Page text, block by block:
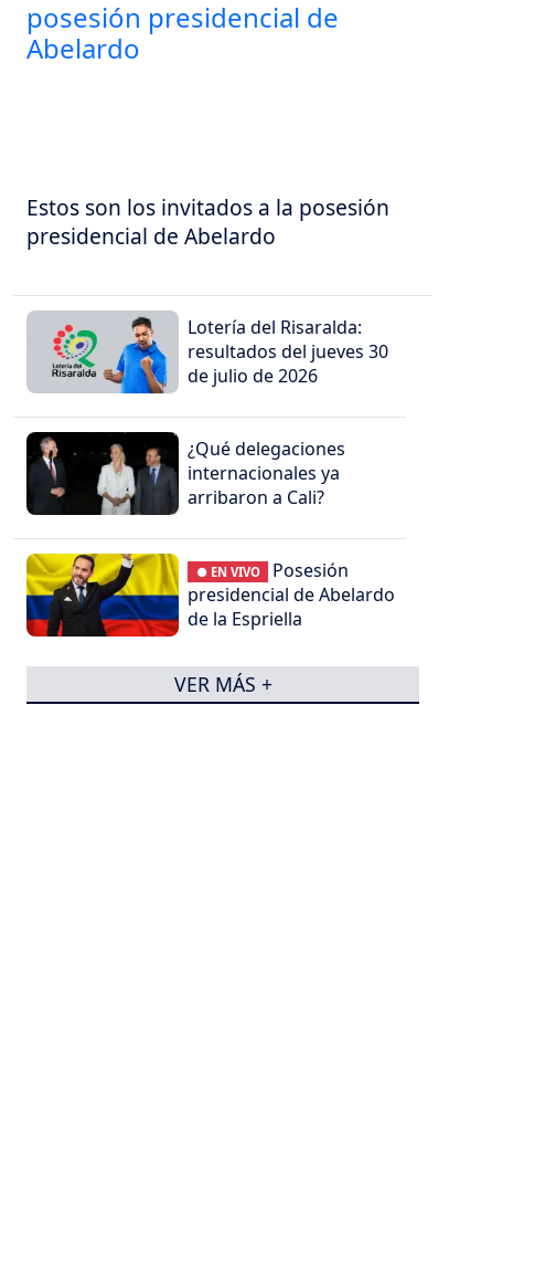
Estos son los invitados a la posesión
presidencial de Abelardo
Lotería del Risaralda:
resultados del jueves 30
de julio de 2026
¿Qué delegaciones
internacionales ya
arribaron a Cali?
● EN VIVO
Posesión
presidencial de Abelardo
de la Espriella
VER MÁS +